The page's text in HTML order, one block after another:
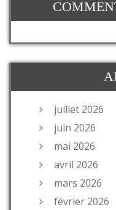
juillet 2026
juin 2026
mai 2026
avril 2026
mars 2026
février 2026